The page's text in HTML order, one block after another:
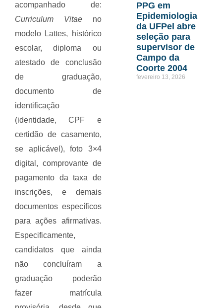
acompanhado de:
Curriculum Vitae no
modelo Lattes, histórico
escolar, diploma ou
atestado de conclusão
de graduação,
documento de
identificação
(identidade, CPF e
certidão de casamento,
se aplicável), foto 3×4
digital, comprovante de
pagamento da taxa de
inscrições, e demais
documentos específicos
para ações afirmativas.
Especificamente,
candidatos que ainda
não concluíram a
graduação poderão
fazer matrícula
PPG em
Epidemiologia
da UFPel abre
seleção para
supervisor de
Campo da
Coorte 2004
fevereiro 13, 2026